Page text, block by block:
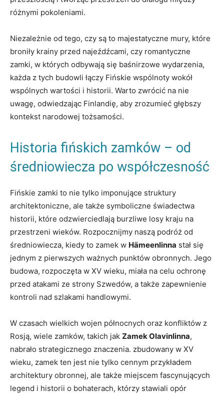
różnymi pokoleniami.
Niezależnie od tego, czy⁣ są to majestatyczne mury, które
broniły krainy przed najeźdźcami, ‌czy romantyczne
zamki, w których odbywają się baśnirzowe wydarzenia,
każda z tych budowli ​łączy⁣ Fińskie ⁤wspólnoty wokół
wspólnych wartości i historii. Warto zwrócić na nie
uwagę, odwiedzając Finlandię, aby zrozumieć głębszy
kontekst narodowej tożsamości.
Historia ​fińskich zamków – od
średniowiecza po współczesność
Fińskie zamki to⁤ nie tylko imponujące struktury⁢
architektoniczne,​ ale także‌ symboliczne świadectwa
historii, które odzwierciedlają burzliwe losy kraju na
przestrzeni wieków. Rozpocznijmy naszą podróż od
średniowiecza, ‌kiedy ‌to zamek w Hämeenlinna stał ‌się
jednym z pierwszych ważnych punktów obronnych. Jego
budowa, rozpoczęta w ​XV wieku, miała na celu ochronę
przed atakami ze strony⁣ Szwedów, a także zapewnienie
⁤kontroli nad szlakami handlowymi.
W​ czasach wielkich wojen północnych oraz ⁢konfliktów z
Rosją, ⁢wiele zamków,‍ takich jak Zamek Olavinlinna,
nabrało strategicznego ⁣znaczenia. zbudowany w XV
⁢wieku, zamek ten jest nie tylko cennym przykładem
architektury obronnej, ale także miejscem fascynujących
legend i historii ⁣o bohaterach, którzy stawiali ⁣opór